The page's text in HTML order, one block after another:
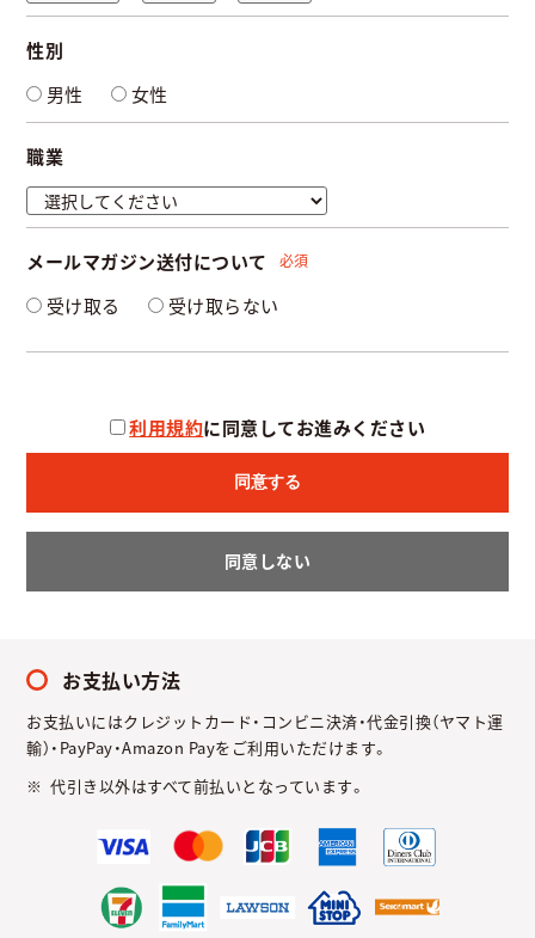
性別
男性
女性
職業
メールマガジン送付について 必須
受け取る 受け取らない
利用規約に同意してお進みください
同意する
同意しない
お支払い方法
お支払いにはクレジットカード・コンビニ決済・代金引換（ヤマト運
輸）・PayPay・Amazon Payをご利用いただけます。
代引き以外はすべて前払いとなっています。